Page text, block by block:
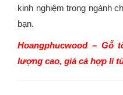
kinh nghiệm trong ngành
bạn.
Hoangphucwood – Gỗ
lượng cao, giá cả hợp lí